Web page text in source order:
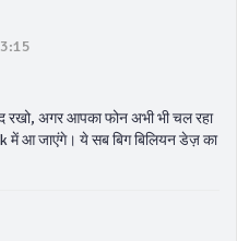
रखो, अगर आपका फोन अभी भी चल रहा
में आ जाएंगे। ये सब बिग बिलियन डेज़ का